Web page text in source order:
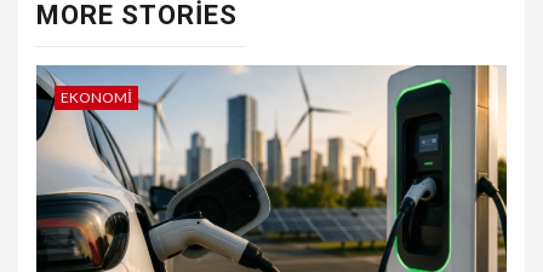
MORE STORIES
EKONOMI